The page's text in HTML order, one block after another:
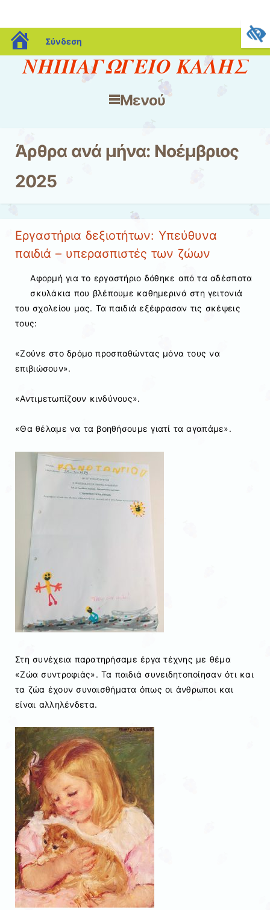
blogs.sch.gr
Σύνδεση
ΝΗΠΙΑΓΩΓΕΙΟ ΚΑΛΗΣ
Μενού
Άρθρα ανά μήνα: Νοέμβριος
2025
Εργαστήρια δεξιοτήτων: Υπεύθυνα
παιδιά – υπερασπιστές των ζώων
Αφορμή για το εργαστήριο δόθηκε από τα αδέσποτα
σκυλάκια που βλέπουμε καθημερινά στη γειτονιά
του σχολείου μας. Τα παιδιά εξέφρασαν τις σκέψεις
τους:
«Ζούνε στο δρόμο προσπαθώντας μόνα τους να
επιβιώσουν».
«Αντιμετωπίζουν κινδύνους».
«Θα θέλαμε να τα βοηθήσουμε γιατί τα αγαπάμε».
Στη συνέχεια παρατηρήσαμε έργα τέχνης με θέμα
«Ζώα συντροφιάς». Τα παιδιά συνειδητοποίησαν ότι και
τα ζώα έχουν συναισθήματα όπως οι άνθρωποι και
είναι αλληλένδετα.